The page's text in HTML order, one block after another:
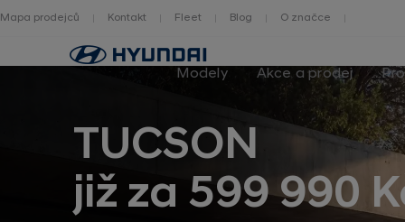
Mapa prodejců Kontakt Fleet Blog O značce
Zpět
na
homepage
Modely Akce a prodej
TUCSON
již za 599 990